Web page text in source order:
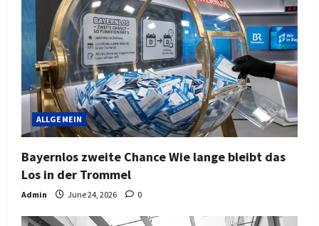
ALLGEMEIN
Bayernlos zweite Chance Wie lange bleibt das
Los in der Trommel
Admin June 24, 2026 0